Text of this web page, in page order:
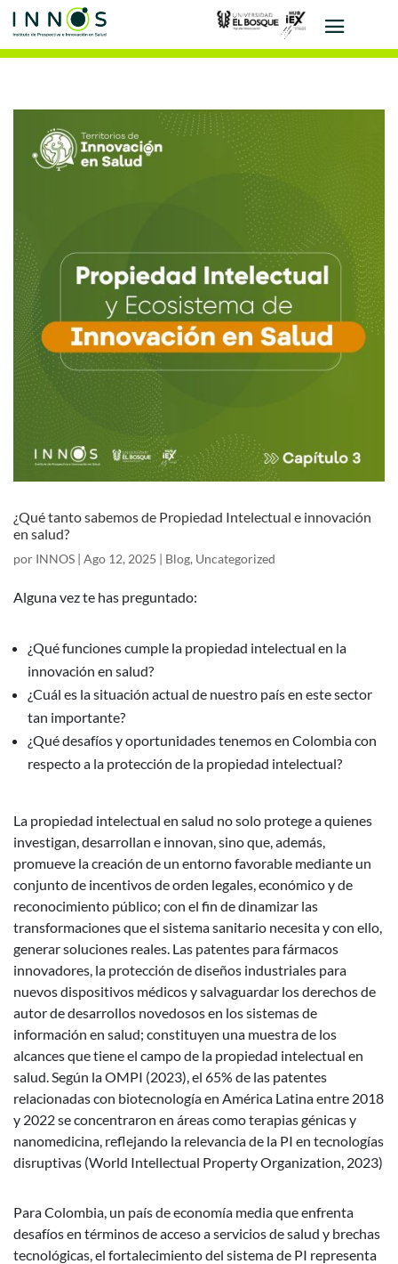
¿Qué tanto sabemos de Propiedad Intelectual e innovación
en salud?
por INNOS | Ago 12, 2025 | Blog, Uncategorized
Alguna vez te has preguntado:
¿Qué funciones cumple la propiedad intelectual en la
innovación en salud?
¿Cuál es la situación actual de nuestro país en este sector
tan importante?
¿Qué desafíos y oportunidades tenemos en Colombia con
respecto a la protección de la propiedad intelectual?
La propiedad intelectual en salud no solo protege a quienes
investigan, desarrollan e innovan, sino que, además,
promueve la creación de un entorno favorable mediante un
conjunto de incentivos de orden legales, económico y de
reconocimiento público; con el fin de dinamizar las
transformaciones que el sistema sanitario necesita y con ello,
generar soluciones reales. Las patentes para fármacos
innovadores, la protección de diseños industriales para
nuevos dispositivos médicos y salvaguardar los derechos de
autor de desarrollos novedosos en los sistemas de
información en salud; constituyen una muestra de los
alcances que tiene el campo de la propiedad intelectual en
salud. Según la OMPI (2023), el 65% de las patentes
relacionadas con biotecnología en América Latina entre 2018
y 2022 se concentraron en áreas como terapias génicas y
nanomedicina, reflejando la relevancia de la PI en tecnologías
disruptivas (World Intellectual Property Organization, 2023)
Para Colombia, un país de economía media que enfrenta
desafíos en términos de acceso a servicios de salud y brechas
tecnológicas, el fortalecimiento del sistema de PI representa